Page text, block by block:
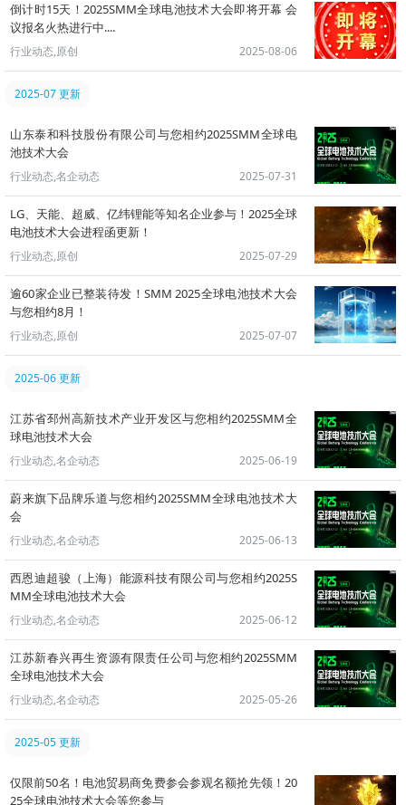
倒计时15天！2025SMM全球电池技术大会即将开幕 会
议报名火热进行中....
行业动态,原创 2025-08-06
2025-07 更新
山东泰和科技股份有限公司与您相约2025SMM全球电
池技术大会
行业动态,名企动态 2025-07-31
LG、天能、超威、亿纬锂能等知名企业参与！2025全球
电池技术大会进程函更新！
行业动态,原创 2025-07-29
逾60家企业已整装待发！SMM 2025全球电池技术大会
与您相约8月！
行业动态,原创 2025-07-07
2025-06 更新
江苏省邳州高新技术产业开发区与您相约2025SMM全
球电池技术大会
行业动态,名企动态 2025-06-19
蔚来旗下品牌乐道与您相约2025SMM全球电池技术大
会
行业动态,名企动态 2025-06-13
西恩迪超骏（上海）能源科技有限公司与您相约2025S
MM全球电池技术大会
行业动态,名企动态 2025-06-12
江苏新春兴再生资源有限责任公司与您相约2025SMM
全球电池技术大会
行业动态,名企动态 2025-05-26
2025-05 更新
仅限前50名！电池贸易商免费参会参观名额抢先领！20
25全球电池技术大会等您参与